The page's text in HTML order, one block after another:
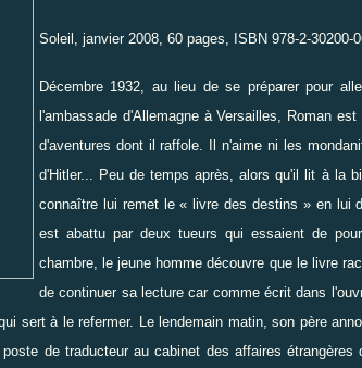
Soleil , janvier 2008, 60 pages, ISBN 978-2-30200-
Décembre 1932, au lieu de se préparer pour
l'ambassade d'Allemagne à Versailles, Roman
d'aventures dont il raffole. Il n'aime ni les
d'Hitler... Peu de temps après, alors qu'il lit à la
connaître lui remet le « livre des destins » en lui
est abattu par deux tueurs qui essaient de
chambre, le jeune homme découvre que le livre
de continuer sa lecture car comme écrit dans
sert à le refermer. Le lendemain matin, son père
de traducteur au cabinet des affaires